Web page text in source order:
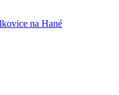
na Hané